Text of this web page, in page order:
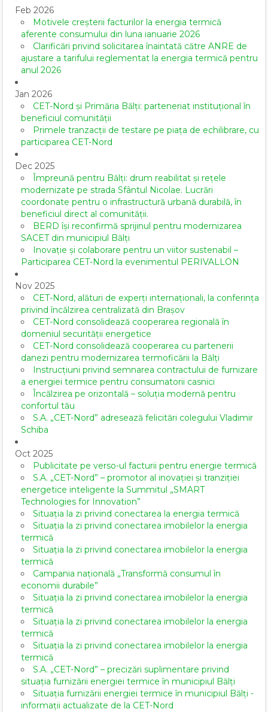
Feb 2026
Motivele creșterii facturilor la energia termică
aferente consumului din luna ianuarie 2026
Clarificări privind solicitarea înaintată către ANRE de
ajustare a tarifului reglementat la energia termică pentru
anul 2026
Jan 2026
CET-Nord și Primăria Bălți: parteneriat instituțional în
beneficiul comunității
Primele tranzacții de testare pe piața de echilibrare, cu
participarea CET-Nord
Dec 2025
Împreună pentru Bălți: drum reabilitat și rețele
modernizate pe strada Sfântul Nicolae. Lucrări
coordonate pentru o infrastructură urbană durabilă, în
beneficiul direct al comunității.
BERD își reconfirmă sprijinul pentru modernizarea
SACET din municipiul Bălți
Inovație și colaborare pentru un viitor sustenabil –
Participarea CET-Nord la evenimentul PERIVALLON
Nov 2025
CET-Nord, alături de experți internaționali, la conferința
privind încălzirea centralizată din Brașov
CET-Nord consolidează cooperarea regională în
domeniul securității energetice
CET-Nord consolidează cooperarea cu partenerii
danezi pentru modernizarea termoficării la Bălți
Instrucțiuni privind semnarea contractului de furnizare
a energiei termice pentru consumatorii casnici
Încălzirea pe orizontală – soluția modernă pentru
confortul tău
S.A. „CET-Nord” adresează felicitări colegului Vladimir
Schiba
Oct 2025
Publicitate pe verso-ul facturii pentru energie termică
S.A. „CET-Nord” – promotor al inovației și tranziției
energetice inteligente la Summitul „SMART
Technologies for Innovation”
Situația la zi privind conectarea la energia termică
Situația la zi privind conectarea imobilelor la energia
termică
Situația la zi privind conectarea imobilelor la energia
termică
Campania națională „Transformă consumul în
economii durabile”
Situația la zi privind conectarea imobilelor la energia
termică
Situația la zi privind conectarea imobilelor la energia
termică
Situația la zi privind conectarea imobilelor la energia
termică
S.A. „CET-Nord” – precizări suplimentare privind
situația furnizării energiei termice în municipiul Bălți
Situația furnizării energiei termice în municipiul Bălți -
informații actualizate de la CET-Nord